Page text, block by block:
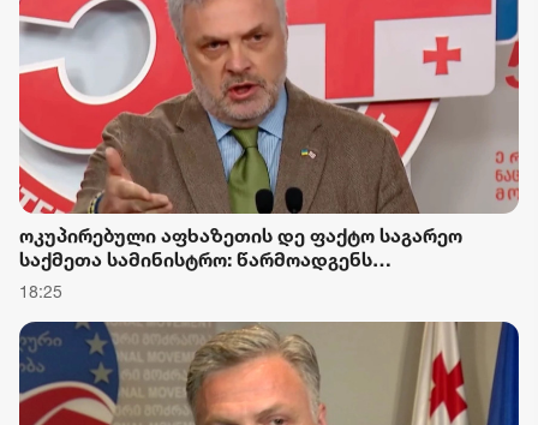
ოკუპირებული აფხაზეთის დე ფაქტო საგარეო
საქმეთა სამინისტრო: წარმოადგენს
ზემოქმედების მცდელობას ქართველი
ნაწილზე, რომელიც ათწლეულების შემდეგ ავლენს
მზადყოფნას წარსულის ტრაგიკული მოვლენების
ობიექტური გააზრებისთვის
18:25